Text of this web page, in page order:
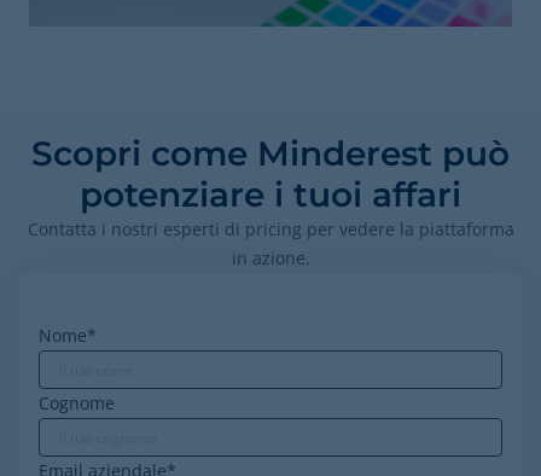
Scopri come Minderest può
potenziare i tuoi affari
Contatta i nostri esperti di pricing per vedere la piattaforma
in azione.
Nome*
Cognome
Email aziendale*